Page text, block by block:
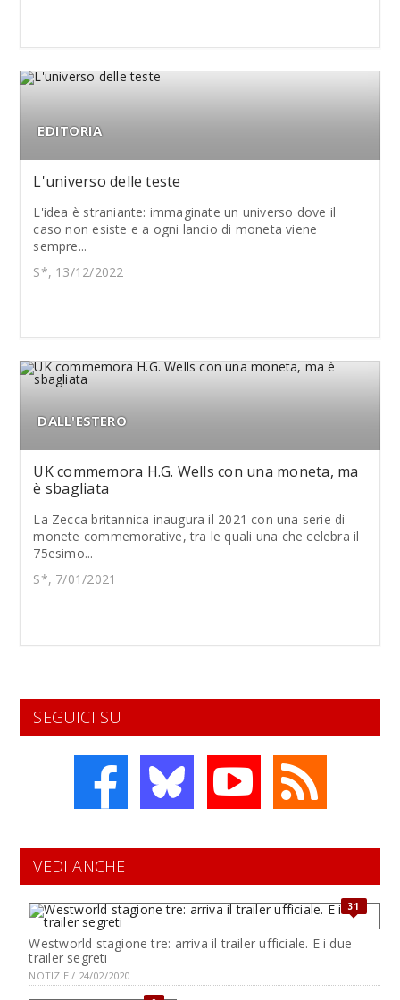
EDITORIA
L'universo delle teste
L'idea è straniante: immaginate un universo dove il
caso non esiste e a ogni lancio di moneta viene
sempre...
S*, 13/12/2022
DALL'ESTERO
UK commemora H.G. Wells con una moneta, ma
è sbagliata
La Zecca britannica inaugura il 2021 con una serie di
monete commemorative, tra le quali una che celebra il
75esimo...
S*, 7/01/2021
SEGUICI SU
VEDI ANCHE
31
Westworld stagione tre: arriva il trailer ufficiale. E i due
trailer segreti
NOTIZIE / 24/02/2020